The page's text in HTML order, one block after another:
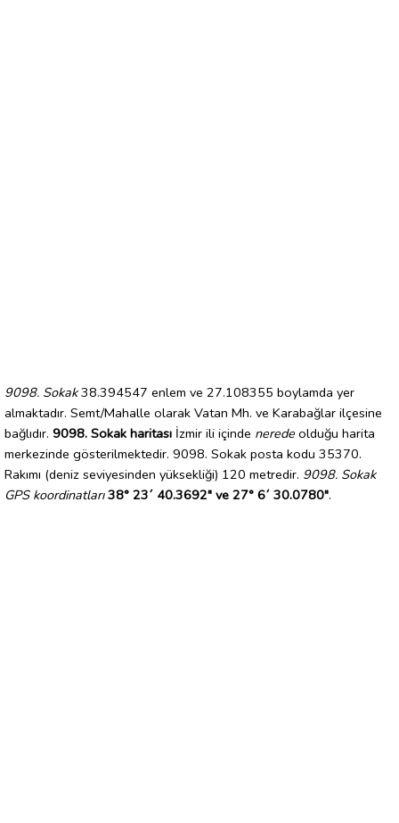
9098. Sokak38.394547 enlem ve 27.108355 boylamda yer
almaktadır. Semt/Mahalle olarak Vatan Mh. ve Karabağlar ilçesine
bağlıdır. 9098. Sokak haritası İzmir ili içinde nerede olduğu harita
merkezinde gösterilmektedir. 9098. Sokak posta kodu 35370.
Rakımı (deniz seviyesinden yüksekliği) 120 metredir. 9098. Sokak
GPS koordinatları 38° 23´ 40.3692" ve 27° 6´ 30.0780".